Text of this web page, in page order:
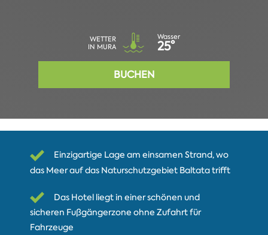
WETTER
IN MURA
Wasser
25°
BUCHEN
Einzigartige Lage am einsamen Strand, wo
das Meer auf das Naturschutzgebiet Baltata trifft
Das Hotel liegt in einer schönen und
sicheren Fußgängerzone ohne Zufahrt für
Fahrzeuge